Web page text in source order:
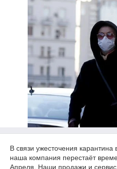
В связи ужесточения
наша компания перестаёт
Апреля. Наши продажи и